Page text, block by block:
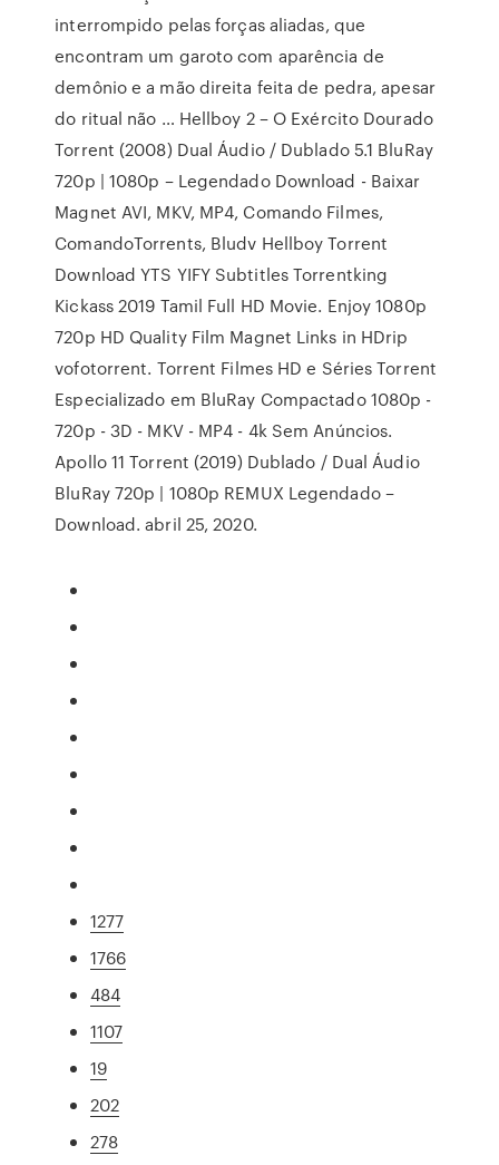
interrompido pelas forças aliadas, que
encontram um garoto com aparência de
demônio e a mão direita feita de pedra, apesar
do ritual não … Hellboy 2 – O Exército Dourado
Torrent (2008) Dual Áudio / Dublado 5.1 BluRay
720p | 1080p – Legendado Download - Baixar
Magnet AVI, MKV, MP4, Comando Filmes,
ComandoTorrents, Bludv Hellboy Torrent
Download YTS YIFY Subtitles Torrentking
Kickass 2019 Tamil Full HD Movie. Enjoy 1080p
720p HD Quality Film Magnet Links in HDrip
vofotorrent. Torrent Filmes HD e Séries Torrent
Especializado em BluRay Compactado 1080p -
720p - 3D - MKV - MP4 - 4k Sem Anúncios.
Apollo 11 Torrent (2019) Dublado / Dual Áudio
BluRay 720p | 1080p REMUX Legendado –
Download. abril 25, 2020.
1277
1766
484
1107
19
202
278